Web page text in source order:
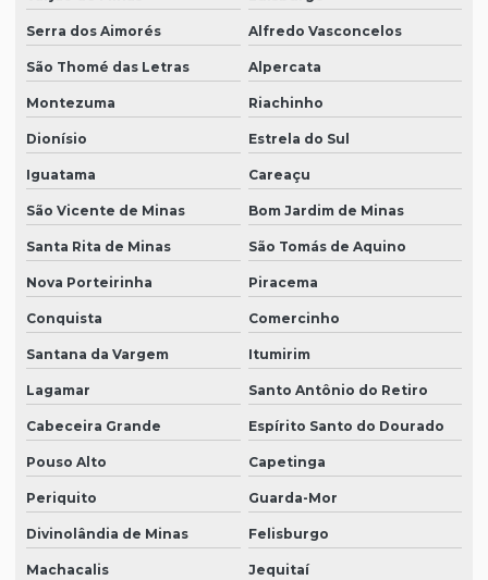
Serra dos Aimorés Alfredo Vasconcelos
São Thomé das Letras Alpercata
Montezuma Riachinho
Dionísio Estrela do Sul
Iguatama Careaçu
São Vicente de Minas Bom Jardim de Minas
Santa Rita de Minas São Tomás de Aquino
Nova Porteirinha Piracema
Conquista Comercinho
Santana da Vargem Itumirim
Lagamar Santo Antônio do Retiro
Cabeceira Grande Espírito Santo do Dourado
Pouso Alto Capetinga
Periquito Guarda-Mor
Divinolândia de Minas Felisburgo
Machacalis Jequitaí